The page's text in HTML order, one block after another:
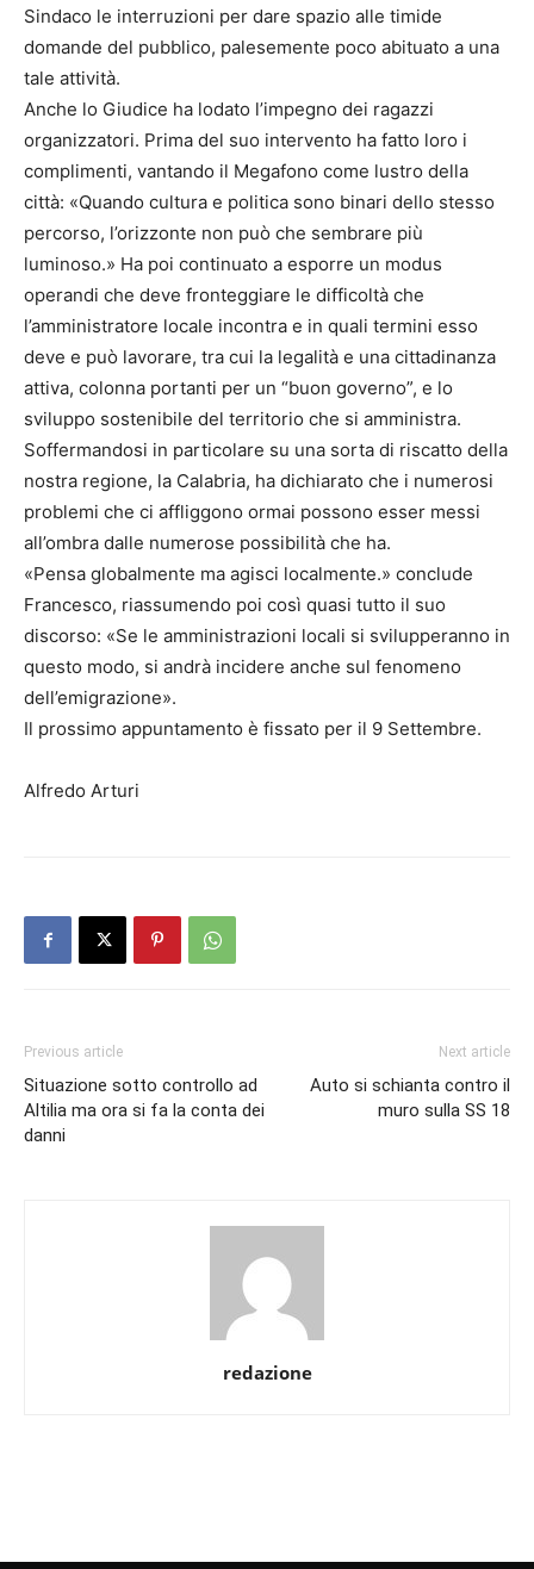
Sindaco le interruzioni per dare spazio alle timide
domande del pubblico, palesemente poco abituato a una
tale attività.
Anche lo Giudice ha lodato l’impegno dei ragazzi
organizzatori. Prima del suo intervento ha fatto loro i
complimenti, vantando il Megafono come lustro della
città: «Quando cultura e politica sono binari dello stesso
percorso, l’orizzonte non può che sembrare più
luminoso.» Ha poi continuato a esporre un modus
operandi che deve fronteggiare le difficoltà che
l’amministratore locale incontra e in quali termini esso
deve e può lavorare, tra cui la legalità e una cittadinanza
attiva, colonna portanti per un “buon governo”, e lo
sviluppo sostenibile del territorio che si amministra.
Soffermandosi in particolare su una sorta di riscatto della
nostra regione, la Calabria, ha dichiarato che i numerosi
problemi che ci affliggono ormai possono esser messi
all’ombra dalle numerose possibilità che ha.
«Pensa globalmente ma agisci localmente.» conclude
Francesco, riassumendo poi così quasi tutto il suo
discorso: «Se le amministrazioni locali si svilupperanno in
questo modo, si andrà incidere anche sul fenomeno
dell’emigrazione».
Il prossimo appuntamento è fissato per il 9 Settembre.
Alfredo Arturi
Previous article
Situazione sotto controllo ad
Altilia ma ora si fa la conta dei
danni
Next article
Auto si schianta contro il
muro sulla SS 18
redazione